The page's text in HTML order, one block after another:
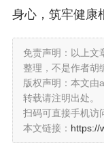
身心，筑牢健康
免责声明：以上文
整理，不是作者胡
版权声明：本文由
转载请注明出处。
扫码可直接手机访
本文链接： https://